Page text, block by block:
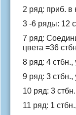
2 ряд: приб. в
3 -6 ряды: 12
7 ряд:
цвета =36
8 ряд: 4 стбн.,
9 ряд: 3 стбн.,
10 ряд: 3
11 ряд: 1